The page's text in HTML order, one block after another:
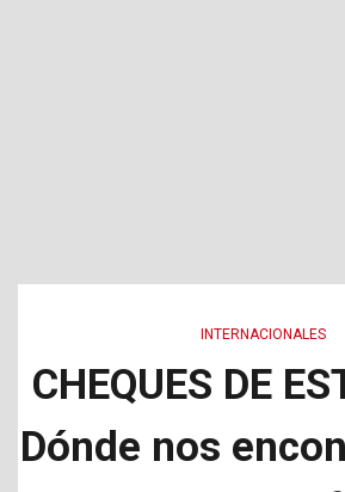
INTERNACIONALES
CHEQUES DE
Dónde nos